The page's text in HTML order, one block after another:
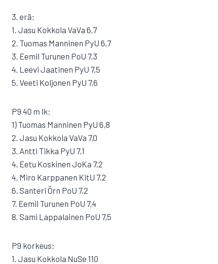
3. erä:
1. Jasu Kokkola VaVa 6,7
2. Tuomas Manninen PyU 6,7
3. Eemil Turunen PoU 7,3
4. Leevi Jaatinen PyU 7,5
5. Veeti Koljonen PyU 7,6
P9 40 m lk:
1) Tuomas Manninen PyU 6,8
2. Jasu Kokkola VaVa 7,0
3. Antti Tikka PyU 7,1
4. Eetu Koskinen JoKa 7,2
4. Miro Karppanen KitU 7,2
6. Santeri Örn PoU 7,2
7. Eemil Turunen PoU 7,4
8. Sami Lappalainen PoU 7,5
P9 korkeus:
1. Jasu Kokkola NuSe 110